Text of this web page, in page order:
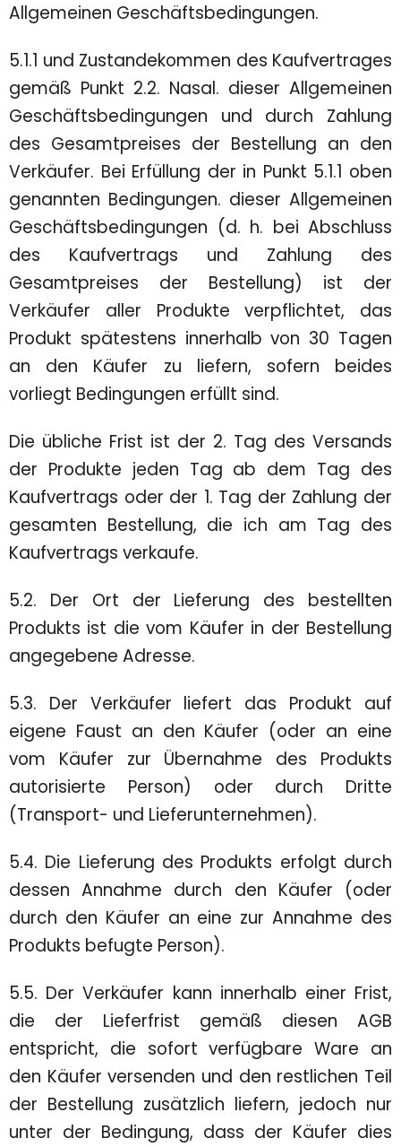
Allgemeinen Geschäftsbedingungen.
5.1.1 und Zustandekommen des Kaufvertrages
gemäß Punkt 2.2. Nasal. dieser Allgemeinen
Geschäftsbedingungen und durch Zahlung
des Gesamtpreises der Bestellung an den
Verkäufer. Bei Erfüllung der in Punkt 5.1.1 oben
genannten Bedingungen. dieser Allgemeinen
Geschäftsbedingungen (d. h. bei Abschluss
des Kaufvertrags und Zahlung des
Gesamtpreises der Bestellung) ist der
Verkäufer aller Produkte verpflichtet, das
Produkt spätestens innerhalb von 30 Tagen
an den Käufer zu liefern, sofern beides
vorliegt Bedingungen erfüllt sind.
Die übliche Frist ist der 2. Tag des Versands
der Produkte jeden Tag ab dem Tag des
Kaufvertrags oder der 1. Tag der Zahlung der
gesamten Bestellung, die ich am Tag des
Kaufvertrags verkaufe.
5.2. Der Ort der Lieferung des bestellten
Produkts ist die vom Käufer in der Bestellung
angegebene Adresse.
5.3. Der Verkäufer liefert das Produkt auf
eigene Faust an den Käufer (oder an eine
vom Käufer zur Übernahme des Produkts
autorisierte Person) oder durch Dritte
(Transport- und Lieferunternehmen).
5.4. Die Lieferung des Produkts erfolgt durch
dessen Annahme durch den Käufer (oder
durch den Käufer an eine zur Annahme des
Produkts befugte Person).
5.5. Der Verkäufer kann innerhalb einer Frist,
die der Lieferfrist gemäß diesen AGB
entspricht, die sofort verfügbare Ware an
den Käufer versenden und den restlichen Teil
der Bestellung zusätzlich liefern, jedoch nur
unter der Bedingung, dass der Käufer dies